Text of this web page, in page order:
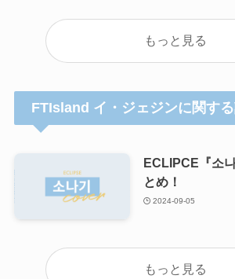
もっと見る
FTIsland イ・ジェジンに関す
ECLIPCE『소
とめ！
2024-09-05
もっと見る